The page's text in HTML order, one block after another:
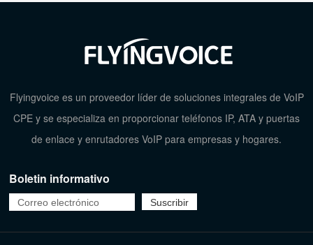
Flyingvoice es un proveedor líder de soluciones integrales de VoIP
CPE y se especializa en proporcionar teléfonos IP, ATA y puertas
de enlace y enrutadores VoIP para empresas y hogares.
Boletin informativo